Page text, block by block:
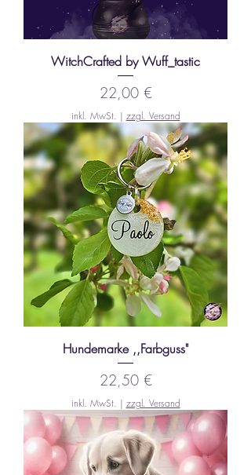
WitchCrafted by Wuff_tastic
Preis
22,00 €
inkl. MwSt. | zzgl. Versand
Hundemarke ,,Farbguss"
Preis
22,50 €
inkl. MwSt. | zzgl. Versand